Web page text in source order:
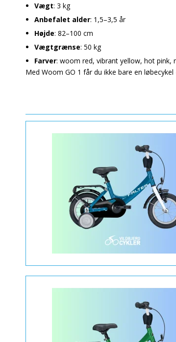
Vægt: 3 kg
Anbefalet alder: 1,5–3,5 år
Højde: 82–100 cm
Vægtgrænse: 50 kg
Farver: woom red, vibrant yellow, hot pink,
Med Woom GO 1 får du ikke bare en